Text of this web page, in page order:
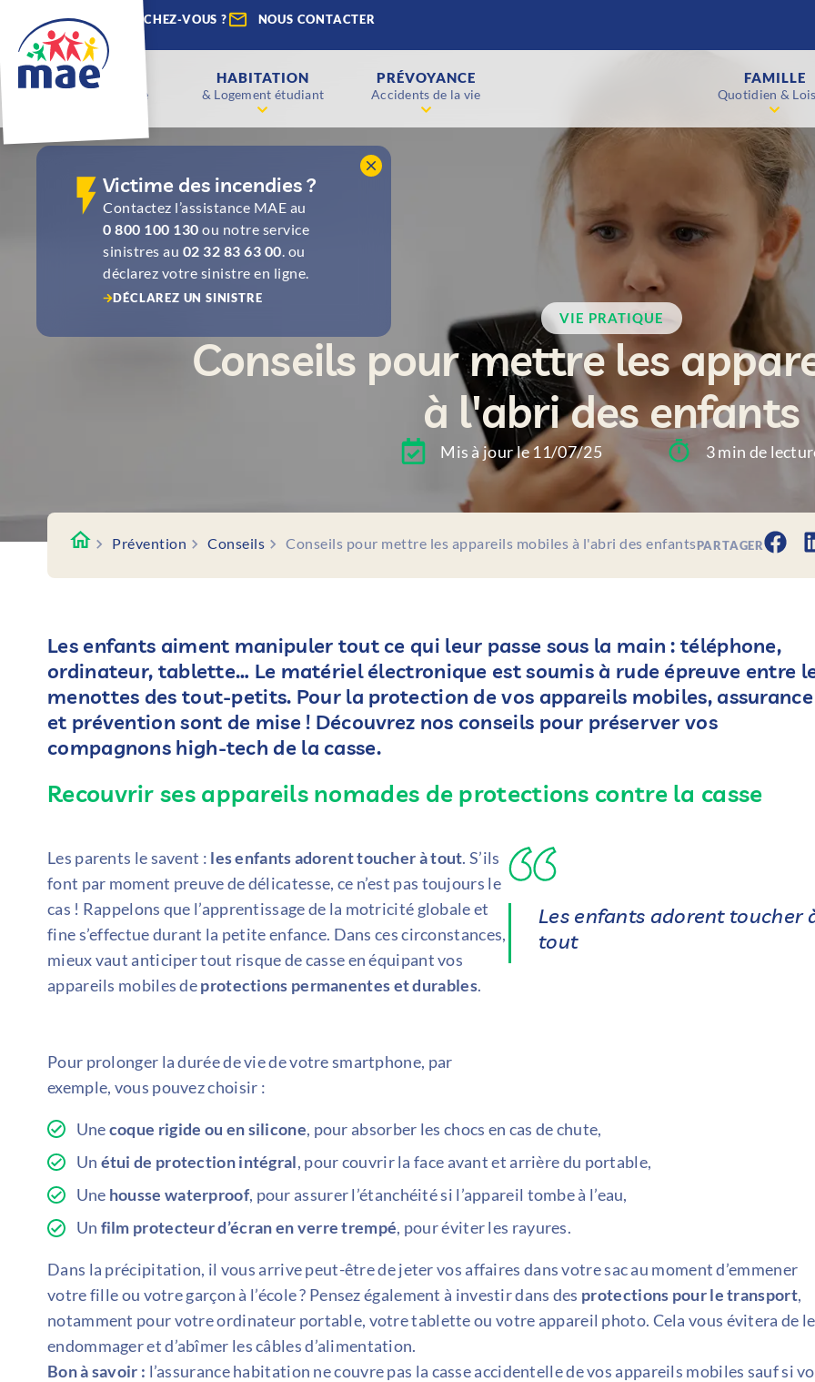
QUE RECHERCHEZ-VOUS ? NOUS CONTACTER
ENFANTS
Scolaire & Étude
HABITATION
& Logement étudiant
PRÉVOYANCE
Accidents de la vie
FAMILLE
Quotidien &
Victime des incendies ?
Contactez l’assistance MAE au
0 800 100 130 ou notre service
sinistres au 02 32 83 63 00. ou
déclarez votre sinistre en ligne.
DÉCLAREZ UN SINISTRE
VIE PRATIQUE
Conseils pour mettre les
à l'abri des enfants
Mis à jour le 11/07/25 3 min de
Prévention Conseils Conseils pour mettre les appareils mobiles à l'abri des enfantsPARTAGER
Les enfants aiment manipuler tout ce qui leur passe sous la main : téléphone,
ordinateur, tablette… Le matériel électronique est soumis à rude épreuve entre
menottes des tout-petits. Pour la protection de vos appareils mobiles, assurance
et prévention sont de mise ! Découvrez nos conseils pour préserver vos
compagnons high-tech de la casse.
Recouvrir ses appareils nomades de protections contre la casse
Les parents le savent : les enfants adorent toucher à tout. S’ils
font par moment preuve de délicatesse, ce n’est pas toujours le
cas ! Rappelons que l’apprentissage de la motricité globale et
fine s’effectue durant la petite enfance. Dans ces circonstances,
mieux vaut anticiper tout risque de casse en équipant vos
appareils mobiles deprotections permanentes et durables.
Pour prolonger la durée de vie de votre smartphone, par
exemple, vous pouvez choisir :
Les enfants adorent toucher
tout
Unecoque rigide ou en silicone, pour absorber les chocs en cas de chute,
Un étui de protection intégral, pour couvrir la face avant et arrière du portable,
Une housse waterproof, pour assurer l’étanchéité si l’appareil tombe à l’eau,
Un film protecteur d’écran en verre trempé, pour éviter les rayures.
Dans la précipitation, il vous arrive peut-être de jeter vos affaires dans votre sac au moment d’emmener
votre fille ou votre garçon à l’école ? Pensez également à investir dans des protections pour le transport,
notamment pour votre ordinateur portable, votre tablette ou votre appareil photo. Cela vous évitera de
endommager et d’abîmer les câbles d’alimentation.
Bon à savoir : l’assurance habitation ne couvre pas la casse accidentelle de vos appareils mobiles sauf si